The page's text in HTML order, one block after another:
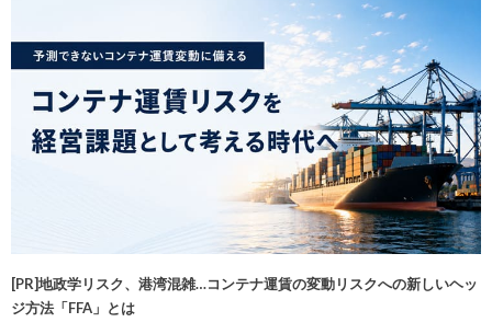
[PR]地政学リスク、港湾混雑…コンテナ運賃の変動リスクへの新しいヘッ
ジ方法「FFA」とは